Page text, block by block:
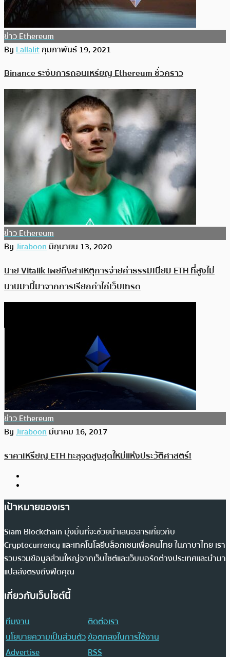
ข่าว Ethereum
ByLallalitกุมภาพันธ์ 19, 2021
Binance ระงับการถอนเหรียญ Ethereum ชั่วคราว
ข่าว Ethereum
ByJiraboonมิถุนายน 13, 2020
นาย Vitalik เผยถึงสาเหตุการจ่ายค่าธรรมเนียม ETH ที่สูงไม่
นานมานี้มาจากการเรียกค่าไถ่เว็บเทรด
ข่าว Ethereum
ByJiraboonมีนาคม 16, 2017
ราคาเหรียญ ETH ทะลุจุดสูงสุดใหม่แห่งประวัติศาสตร์!
เป้าหมายของเรา
Siam Blockchain มุ่งมั่นที่จะช่วยนำเสนอสารเกี่ยวกับ
Cryptocurrency และเทคโนโลยีบล็อกเชนเพื่อคนไทย ในภาษาไทย เรา
รวบรวมข้อมูลส่วนใหญ่จากเว็บไซต์และเว็บบอร์ดต่างประเทศและนำมา
แปลส่งตรงถึงฟีดคุณ
เกี่ยวกับเว็บไซต์นี้
ทีมงาน
ติดต่อเรา
นโยบายความเป็นส่วนตัวข้อตกลงในการใช้งาน
Advertise
RSS